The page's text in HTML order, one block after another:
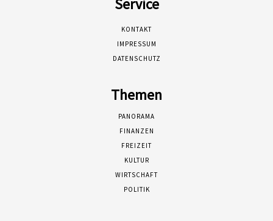
Service
KONTAKT
IMPRESSUM
DATENSCHUTZ
Themen
PANORAMA
FINANZEN
FREIZEIT
KULTUR
WIRTSCHAFT
POLITIK